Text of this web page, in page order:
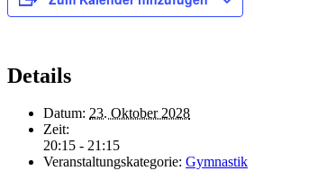
Details
Datum: 23. Oktober 2028
Zeit:
20:15 - 21:15
Veranstaltungskategorie: Gymnastik